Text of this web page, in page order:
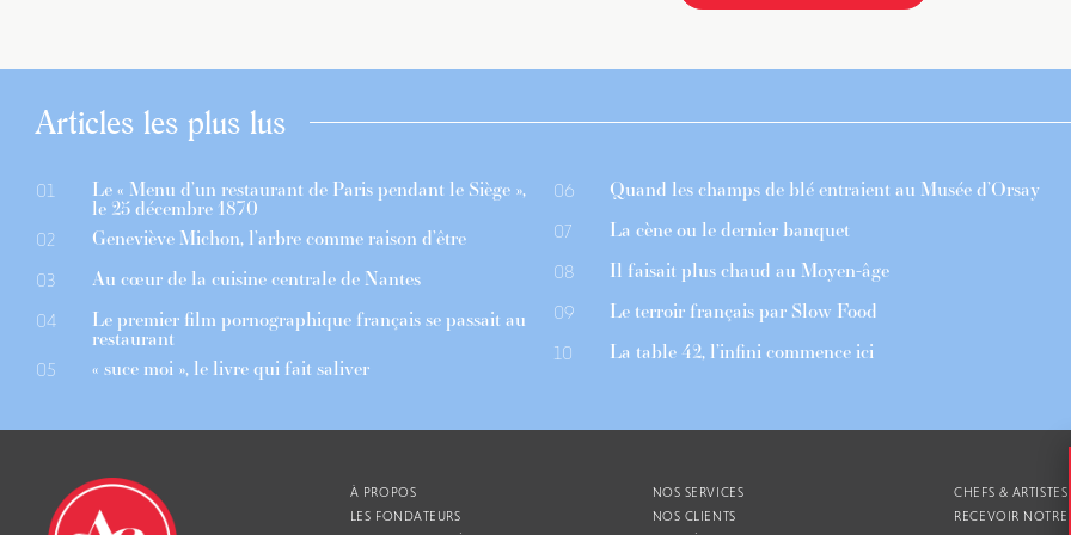
Articles les plus lus
01 Le « Menu d’un restaurant de Paris pendant le Siège »,
le 25 décembre 1870
02 Geneviève Michon, l’arbre comme raison d’être
03 Au cœur de la cuisine centrale de Nantes
04 Le premier film pornographique français se passait au
restaurant
05 « suce moi », le livre qui fait saliver
06 Quand les champs de blé entraient au Musée d’Orsay
07 La cène ou le dernier banquet
08 Il faisait plus chaud au Moyen-âge
09 Le terroir français par Slow Food
10 La table 42, l’infini commence ici
À PROPOS
LES FONDATEURS
NOS SERVICES
NOS CLIENTS
CHEFS & ARTISTES
RECEVOIR NOTRE